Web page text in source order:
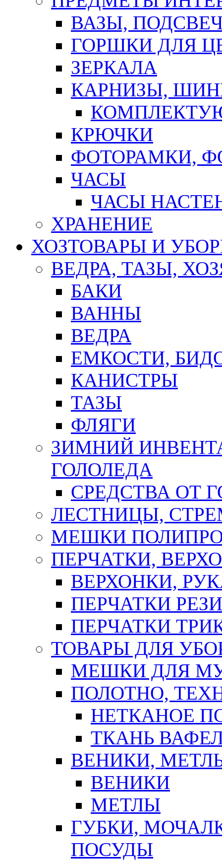
ВАЗЫ,
ГОРШКИ ДЛЯ
ЗЕРКАЛА
КАРНИЗЫ,
КРЮЧКИ
ФОТОРАМКИ,
ЧАСЫ
ЧАСЫ
ХРАНЕНИЕ
ХОЗТОВАРЫ И
ВЕДРА, ТАЗЫ,
БАКИ
ВАННЫ
ВЕДРА
ЕМКОСТИ,
КАНИСТРЫ
ТАЗЫ
ФЛЯГИ
ЗИМНИЙ
ГОЛОЛЕДА
СРЕДСТВА ОТ
ЛЕСТНИЦЫ,
МЕШКИ
ПЕРЧАТКИ,
ВЕРХОНКИ,
ПЕРЧАТКИ
ПЕРЧАТКИ
ТОВАРЫ ДЛЯ
МЕШКИ ДЛЯ
ПОЛОТНО,
НЕТКАНОЕ
ТКАНЬ
ВЕНИКИ,
ВЕНИКИ
МЕТЛЫ
ГУБКИ,
ПОСУДЫ